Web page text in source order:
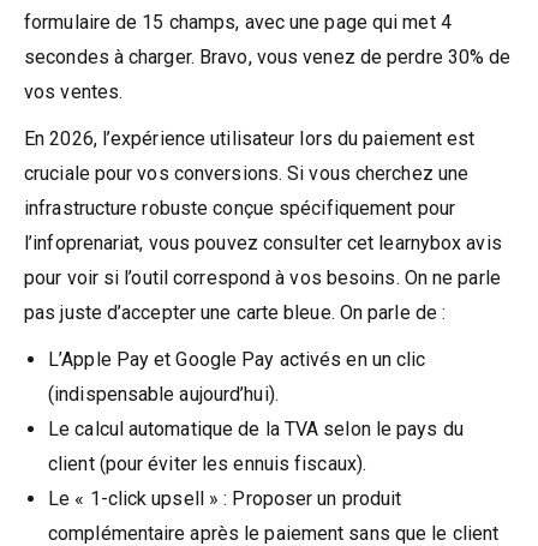
formulaire de 15 champs, avec une page qui met 4
secondes à charger. Bravo, vous venez de perdre 30% de
vos ventes.
En 2026, l’expérience utilisateur lors du paiement est
cruciale pour vos conversions. Si vous cherchez une
infrastructure robuste conçue spécifiquement pour
l’infoprenariat, vous pouvez consulter cet learnybox avis
pour voir si l’outil correspond à vos besoins. On ne parle
pas juste d’accepter une carte bleue. On parle de :
L’Apple Pay et Google Pay activés en un clic
(indispensable aujourd’hui).
Le calcul automatique de la TVA selon le pays du
client (pour éviter les ennuis fiscaux).
Le « 1-click upsell » : Proposer un produit
complémentaire après le paiement sans que le client